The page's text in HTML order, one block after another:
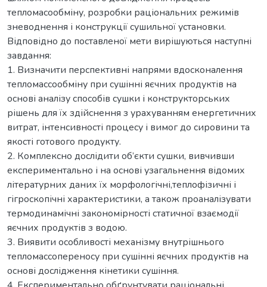
тепломасообміну, розробки раціональних режимів
зневоднення і конструкції сушильної установки.
Відповідно до поставленої мети вирішуються наступні
завдання:
1. Визначити перспективні напрями вдосконалення
тепломассообміну при сушінні яєчних продуктів на
основі аналізу способів сушки і конструкторських
рішень для їх здійснення з урахуванням енергетичних
витрат, інтенсивності процесу і вимог до сировини та
якості готового продукту.
2. Комплексно дослідити об’єкти сушки, вивчивши
експериментально і на основі узагальнення відомих
літературних даних їх морфологічні,теплофізичні і
гігроскопічні характеристики, а також проаналізувати
термодинамічні закономірності статичної взаємодії
яєчних продуктів з водою.
3. Виявити особливості механізму внутрішнього
тепломассопереносу при сушінні яєчних продуктів на
основі дослідження кінетики сушіння.